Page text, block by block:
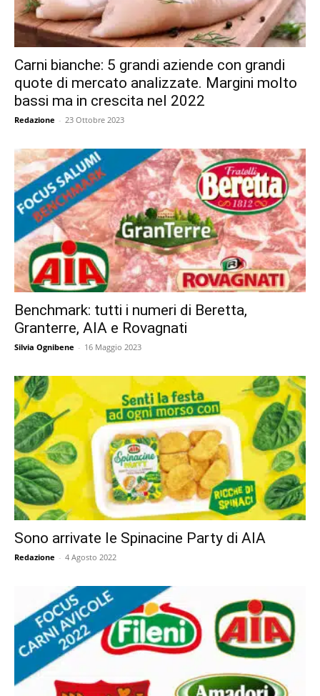
Carni bianche: 5 grandi aziende con grandi
quote di mercato analizzate. Margini molto
bassi ma in crescita nel 2022
Redazione - 23 Ottobre 2023
Benchmark: tutti i numeri di Beretta,
Granterre, AIA e Rovagnati
Silvia Ognibene - 16 Maggio 2023
Sono arrivate le Spinacine Party di AIA
Redazione - 4 Agosto 2022